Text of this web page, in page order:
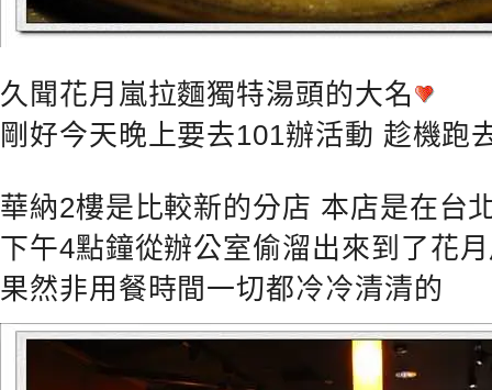
久聞花月嵐拉麵獨特湯頭的大名
剛好今天晚上要去101辦活動 趁機跑
華納2樓是比較新的分店 本店是在台
下午4點鐘從辦公室偷溜出來到了花
果然非用餐時間一切都冷冷清清的